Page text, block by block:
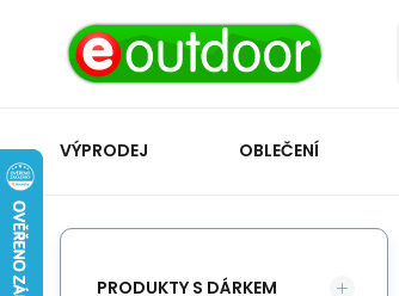
VÝPRODEJ OBLEČENÍ
PRODUKTY S DÁRKEM